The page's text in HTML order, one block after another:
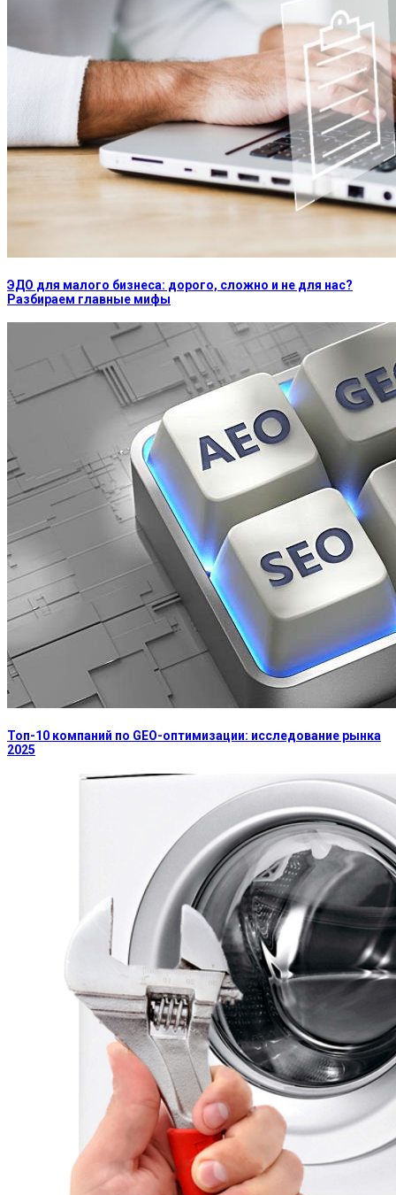
ЭДО для малого бизнеса: дорого, сложно и не для нас?
Разбираем главные мифы
Топ-10 компаний по GEO-оптимизации: исследование рынка
2025